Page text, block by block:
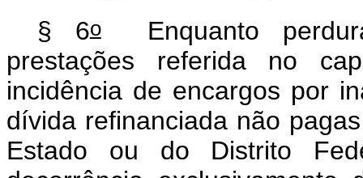
§ 6oEnquanto
prestações referida no
incidência de encargos por
dívida refinanciada não
Estado ou do Distrito